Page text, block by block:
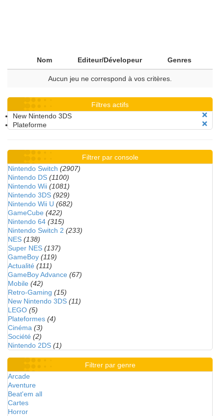
Nom Editeur/Dévelopeur Genres
Aucun jeu ne correspond à vos critères.
Filtres actifs
New Nintendo 3DS
Plateforme
Filtrer par console
Nintendo Switch (2907)
Nintendo DS (1100)
Nintendo Wii (1081)
Nintendo 3DS (929)
Nintendo Wii U (682)
GameCube (422)
Nintendo 64 (315)
Nintendo Switch 2 (233)
NES (138)
Super NES (137)
GameBoy (119)
Actualité (111)
GameBoy Advance (67)
Mobile (42)
Retro-Gaming (15)
New Nintendo 3DS (11)
LEGO (5)
Plateformes (4)
Cinéma (3)
Société (2)
Nintendo 2DS (1)
Filtrer par genre
Arcade
Aventure
Beat'em all
Cartes
Horror